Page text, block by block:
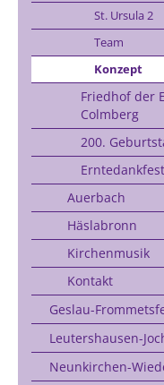
St. Ursula 2
Team
Konzept
Friedhof der
Colmberg
200.
Erntedankfest
Auerbach
Häslabronn
Kirchenmusik
Kontakt
Geslau-
Leutershausen-
Neunkirchen-